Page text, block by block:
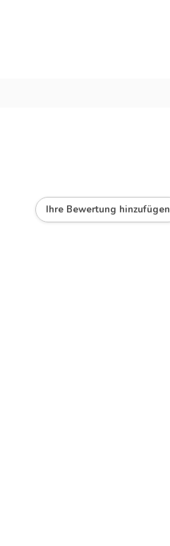
Ihre Bewertung hinzufügen